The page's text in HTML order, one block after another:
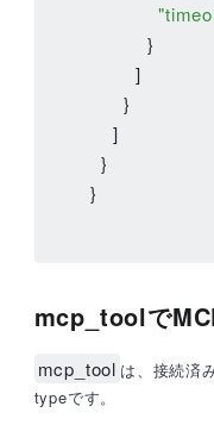
          }
        ]
      }
    ]
  }
}
mcp_toolで
mcp_tool は、接続済
typeです。